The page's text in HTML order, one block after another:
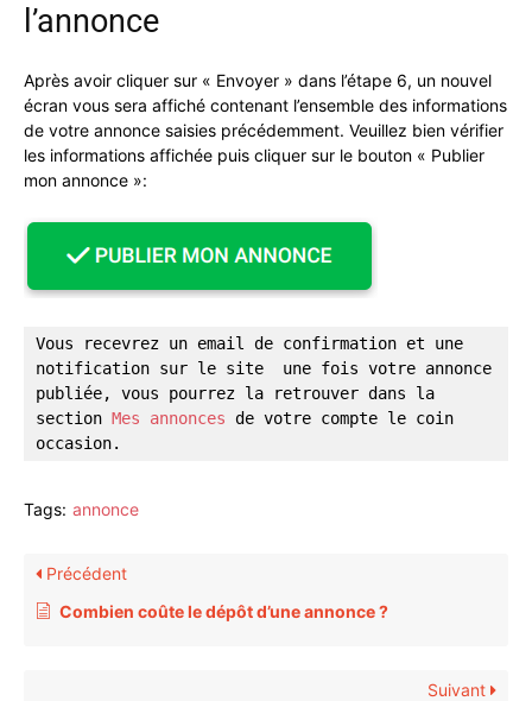
l’annonce
Après avoir cliquer sur « Envoyer » dans l’étape 6, un nouvel
écran vous sera affiché contenant l’ensemble des informations
de votre annonce saisies précédemment. Veuillez bien vérifier
les informations affichée puis cliquer sur le bouton « Publier
mon annonce »:
Vous recevrez un email de confirmation et une
notification sur le site  une fois votre annonce
publiée, vous pourrez la retrouver dans la
section Mes annonces de votre compte le coin
occasion.
Tags: annonce
Précédent
Combien coûte le dépôt d’une annonce ?
Suivant